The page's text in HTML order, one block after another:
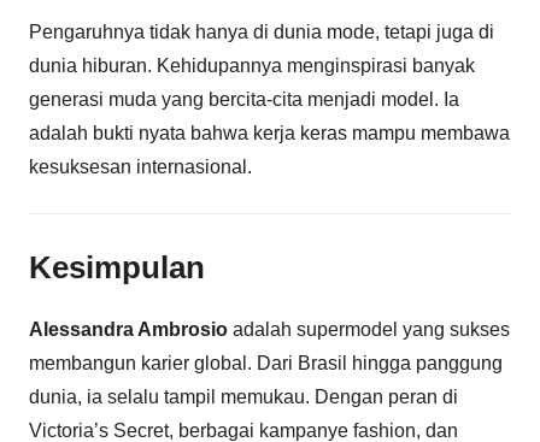
Pengaruhnya tidak hanya di dunia mode, tetapi juga di
dunia hiburan. Kehidupannya menginspirasi banyak
generasi muda yang bercita-cita menjadi model. Ia
adalah bukti nyata bahwa kerja keras mampu membawa
kesuksesan internasional.
Kesimpulan
Alessandra Ambrosio adalah supermodel yang sukses
membangun karier global. Dari Brasil hingga panggung
dunia, ia selalu tampil memukau. Dengan peran di
Victoria’s Secret, berbagai kampanye fashion, dan